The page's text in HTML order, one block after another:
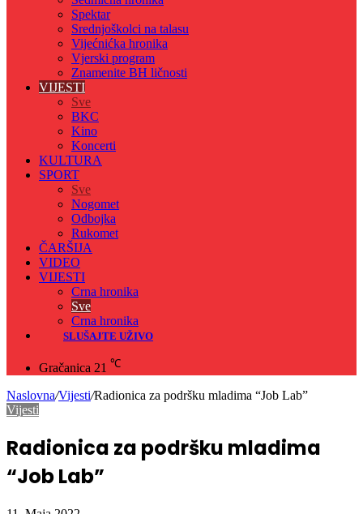
Spektar
Srednjoškolci na talasu
Vijećnićka hronika
Vjerski program
Znamenite BH ličnosti
VIJESTI
Sve
BKC
Kino
Koncerti
KULTURA
SPORT
Sve
Nogomet
Odbojka
Rukomet
ČARŠIJA
VIDEO
VIJESTI
Crna hronika
Sve
Crna hronika
SLUŠAJTE UŽIVO
Gračanica 21 ℃
Naslovna/Vijesti/Radionica za podršku mladima “Job Lab”
Vijesti
Radionica za podršku mladima
“Job Lab”